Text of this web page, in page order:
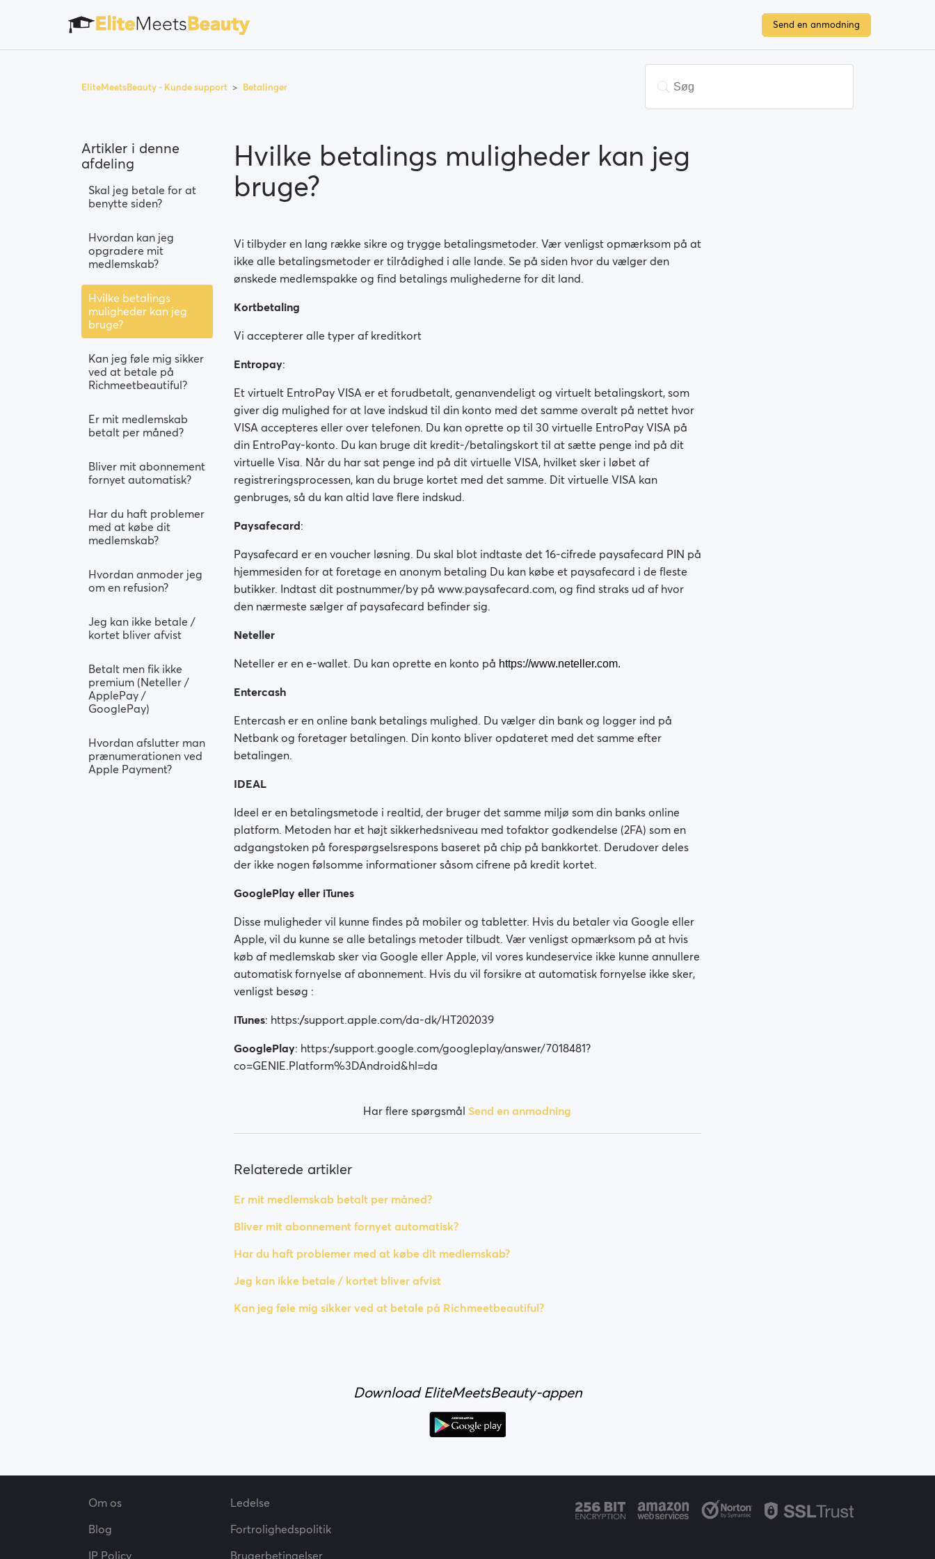
Send en anmodning
EliteMeetsBeauty - Kunde support Betalinger
Artikler i denne
afdeling
Skal jeg betale for at
benytte siden?
Hvordan kan jeg
opgradere mit
medlemskab?
Hvilke betalings
muligheder kan jeg
bruge?
Kan jeg føle mig sikker
ved at betale på
Richmeetbeautiful?
Er mit medlemskab
betalt per måned?
Bliver mit abonnement
fornyet automatisk?
Har du haft problemer
med at købe dit
medlemskab?
Hvordan anmoder jeg
om en refusion?
Jeg kan ikke betale /
kortet bliver afvist
Betalt men fik ikke
premium (Neteller /
ApplePay /
GooglePay)
Hvordan afslutter man
prænumerationen ved
Apple Payment?
Hvilke betalings muligheder kan jeg
bruge?
Vi tilbyder en lang række sikre og trygge betalingsmetoder. Vær venligst opmærksom på at
ikke alle betalingsmetoder er tilrådighed i alle lande. Se på siden hvor du vælger den
ønskede medlemspakke og find betalings mulighederne for dit land.
Kortbetaling
Vi accepterer alle typer af kreditkort
Entropay:
Et virtuelt EntroPay VISA er et forudbetalt, genanvendeligt og virtuelt betalingskort, som
giver dig mulighed for at lave indskud til din konto med det samme overalt på nettet hvor
VISA accepteres eller over telefonen. Du kan oprette op til 30 virtuelle EntroPay VISA på
din EntroPay-konto. Du kan bruge dit kredit-/betalingskort til at sætte penge ind på dit
virtuelle Visa. Når du har sat penge ind på dit virtuelle VISA, hvilket sker i løbet af
registreringsprocessen, kan du bruge kortet med det samme. Dit virtuelle VISA kan
genbruges, så du kan altid lave flere indskud.
Paysafecard:
Paysafecard er en voucher løsning. Du skal blot indtaste det 16-cifrede paysafecard PIN på
hjemmesiden for at foretage en anonym betaling Du kan købe et paysafecard i de fleste
butikker. Indtast dit postnummer/by på www.paysafecard.com, og find straks ud af hvor
den nærmeste sælger af paysafecard befinder sig.
Neteller
Neteller er en e-wallet. Du kan oprette en konto på https://www.neteller.com.
Entercash
Entercash er en online bank betalings mulighed. Du vælger din bank og logger ind på
Netbank og foretager betalingen. Din konto bliver opdateret med det samme efter
betalingen.
IDEAL
Ideel er en betalingsmetode i realtid, der bruger det samme miljø som din banks online
platform. Metoden har et højt sikkerhedsniveau med tofaktor godkendelse (2FA) som en
adgangstoken på forespørgselsrespons baseret på chip på bankkortet. Derudover deles
der ikke nogen følsomme informationer såsom cifrene på kredit kortet.
GooglePlay eller iTunes
Disse muligheder vil kunne findes på mobiler og tabletter. Hvis du betaler via Google eller
Apple, vil du kunne se alle betalings metoder tilbudt. Vær venligst opmærksom på at hvis
køb af medlemskab sker via Google eller Apple, vil vores kundeservice ikke kunne annullere
automatisk fornyelse af abonnement. Hvis du vil forsikre at automatisk fornyelse ikke sker,
venligst besøg :
iTunes: https://support.apple.com/da-dk/HT202039
GooglePlay: https://support.google.com/googleplay/answer/7018481?
co=GENIE.Platform%3DAndroid&hl=da
Har flere spørgsmål Send en anmodning
Relaterede artikler
Er mit medlemskab betalt per måned?
Bliver mit abonnement fornyet automatisk?
Har du haft problemer med at købe dit medlemskab?
Jeg kan ikke betale / kortet bliver afvist
Kan jeg føle mig sikker ved at betale på Richmeetbeautiful?
Download EliteMeetsBeauty-appen
Om os
Ledelse
Blog
Fortrolighedspolitik
IP Policy
Brugerbetingelser